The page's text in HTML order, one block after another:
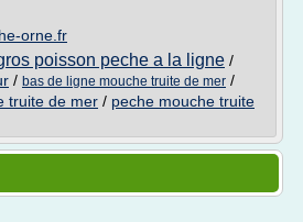
orne.fr
poisson peche a la ligne /
/ bas de ligne mouche truite de mer /
truite de mer / peche mouche truite